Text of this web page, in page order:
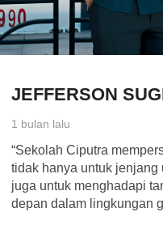
JEFFERSON
1 bulan lalu
“Sekolah Ciputra
tidak hanya untuk jenjang
juga untuk menghadapi
depan dalam lingkungan